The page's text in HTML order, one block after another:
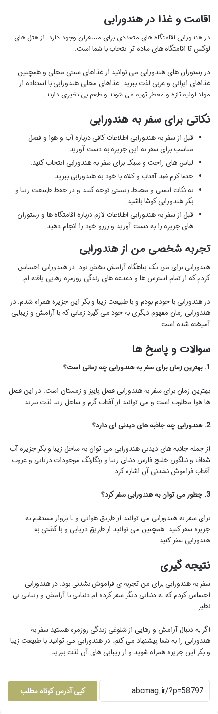
اقامت و غذا در هندورابی
در هندورابی اقامتگاه های متعددی برای مسافران وجود دارد. از هتل های
لوکس تا اقامتگاه های ساده تر انتخاب با شما است.
در رستوران های هندورابی می توانید از غذاهای سنتی محلی و همچنین
غذاهای ایرانی و غربی لذت ببرید. غذاهای محلی هندورابی با استفاده از
مواد اولیه تازه و معطر تهیه می شوند و طعم بی نظیری دارند.
نکاتی برای سفر به هندورابی
قبل از سفر به هندورابی اطلاعات کافی درباره آب و هوا و فصل
مناسب برای سفر به این جزیره به دست آورید.
لباس های راحت و سبک برای سفر به هندورابی انتخاب کنید.
حتما کرم ضد آفتاب و کلاه با خود به هندورابی ببرید.
به نکات ایمنی و محیط زیستی توجه کنید و در حفظ طبیعت زیبا و
بکر هندورابی کوشا باشید.
قبل از سفر به هندورابی اطلاعات لازم درباره اقامتگاه ها و رستوران
های جزیره را به دست آورید و رزرو خود را انجام دهید.
تجربه شخصی من از هندورابی
هندورابی برای من یک پناهگاه آرامش بخش بود. در هندورابی احساس
کردم که از تمام استرس ها و دغدغه های زندگی روزمره رهایی یافته ام.
در هندورابی با خودم بودم و با طبیعت زیبا و بکر این جزیره همراه شدم. در
هندورابی زمان مفهوم دیگری به خود می گیرد زمانی که با آرامش و زیبایی
آمیخته شده است.
سوالات و پاسخ ها
1. بهترین زمان برای سفر به هندورابی چه زمانی است؟
بهترین زمان برای سفر به هندورابی فصل پاییز و زمستان است. در این فصل
ها هوا مطلوب است و می توانید از آفتاب گرم و ساحل زیبا لذت ببرید.
2. هندورابی چه جاذبه های دیدنی ای دارد؟
از جمله جاذبه های دیدنی هندورابی می توان به ساحل زیبا و بکر جزیره آب
شفاف و نیلگون خلیج فارس دنیای زیبا و رنگارنگ موجودات دریایی و غروب
آفتاب فراموش نشدنی آن اشاره کرد.
3. چطور می توان به هندورابی سفر کرد؟
برای سفر به هندورابی می توانید از طریق هوایی و با پرواز مستقیم به
جزیره سفر کنید. همچنین می توانید از طریق دریایی و با کشتی به
هندورابی سفر کنید.
نتیجه گیری
سفر به هندورابی برای من تجربه ی فراموش نشدنی بود. در هندورابی
احساس کردم که به دنیایی دیگر سفر کرده ام دنیایی با آرامش و زیبایی بی
نظیر.
اگر به دنبال آرامش و رهایی از شلوغی زندگی روزمره هستید سفر به
هندورابی را به شما پیشنهاد می کنم. در هندورابی می توانید با طبیعت زیبا
و بکر این جزیره همراه شوید و از زیبایی های آن لذت ببرید.
کپی آدرس کوتاه مطلب